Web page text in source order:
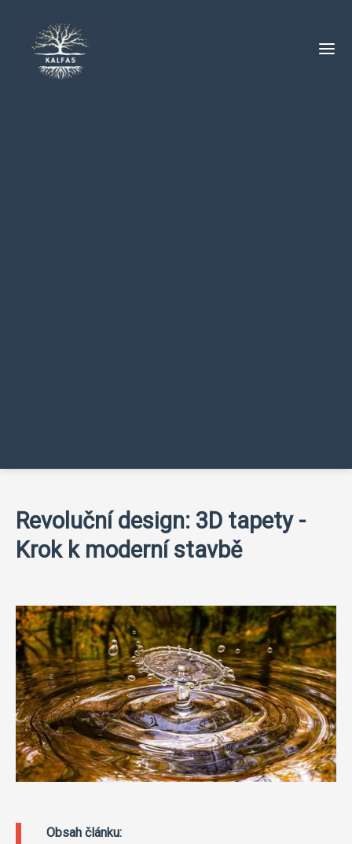
Revoluční design: 3D tapety -
Krok k moderní stavbě
Obsah článku: